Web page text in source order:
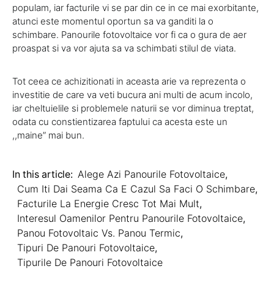
populam, iar facturile vi se par din ce in ce mai exorbitante,
atunci este momentul oportun sa va ganditi la o
schimbare. Panourile fotovoltaice vor fi ca o gura de aer
proaspat si va vor ajuta sa va schimbati stilul de viata.
Tot ceea ce achizitionati in aceasta arie va reprezenta o
investitie de care va veti bucura ani multi de acum incolo,
iar cheltuielile si problemele naturii se vor diminua treptat,
odata cu constientizarea faptului ca acesta este un
,,maine” mai bun.
In this article: Alege Azi Panourile Fotovoltaice,
Cum Iti Dai Seama Ca E Cazul Sa Faci O Schimbare,
Facturile La Energie Cresc Tot Mai Mult,
Interesul Oamenilor Pentru Panourile Fotovoltaice,
Panou Fotovoltaic Vs. Panou Termic,
Tipuri De Panouri Fotovoltaice,
Tipurile De Panouri Fotovoltaice